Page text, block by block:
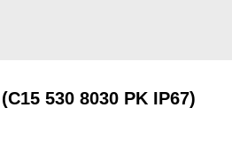
530 8030 PK IP67)